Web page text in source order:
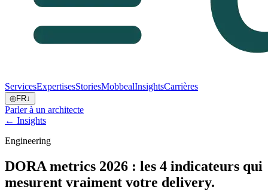
ServicesExpertisesStoriesMobbealInsightsCarrières
◎FR↓
Parler à un architecte
← Insights
Engineering
DORA metrics 2026 : les 4 indicateurs qui
mesurent vraiment votre delivery.